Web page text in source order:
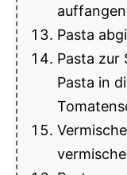
Pasta
Pasta zur
Pasta in